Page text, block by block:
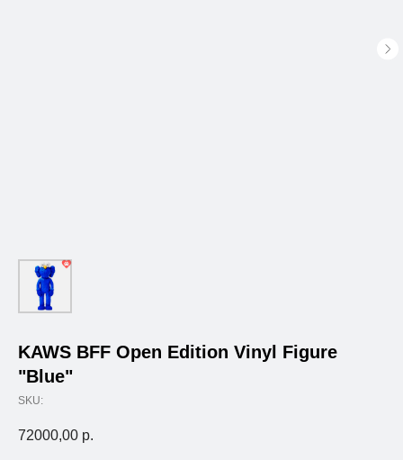
KAWS BFF Open Edition Vinyl Figure
"Blue"
SKU:
72000,00 р.